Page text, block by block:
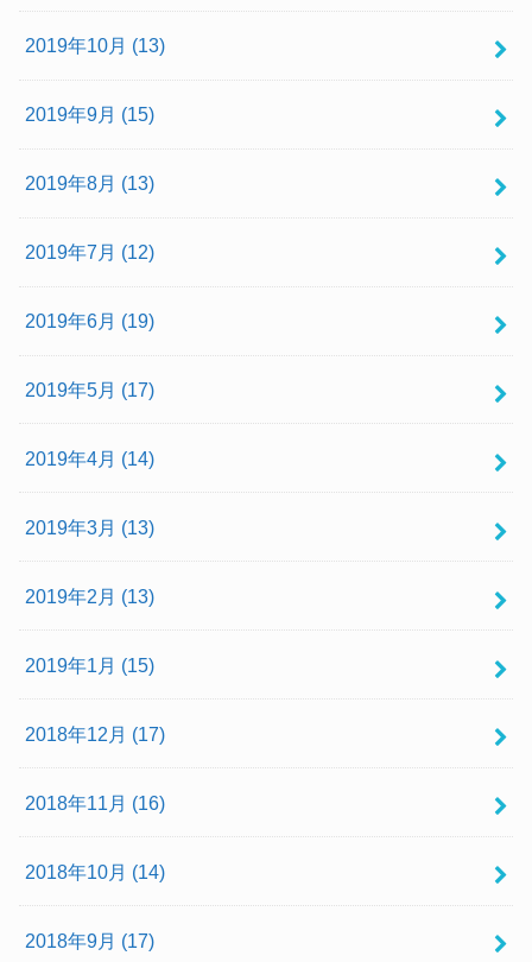
2019年10月 (13)
2019年9月 (15)
2019年8月 (13)
2019年7月 (12)
2019年6月 (19)
2019年5月 (17)
2019年4月 (14)
2019年3月 (13)
2019年2月 (13)
2019年1月 (15)
2018年12月 (17)
2018年11月 (16)
2018年10月 (14)
2018年9月 (17)